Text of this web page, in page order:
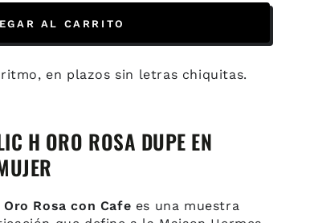
AL CARRITO
H ORO ROSA DUPE EN
Rosa con Cafe es una muestra